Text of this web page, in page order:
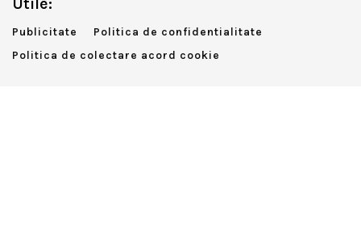
Publicitate
Politica de confidentialitate
Politica de colectare acord cookie